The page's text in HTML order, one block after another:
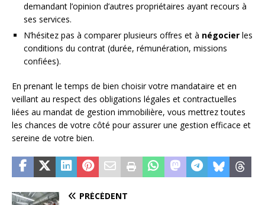
demandant l’opinion d’autres propriétaires ayant recours à
ses services.
N’hésitez pas à comparer plusieurs offres et à négocier les
conditions du contrat (durée, rémunération, missions
confiées).
En prenant le temps de bien choisir votre mandataire et en
veillant au respect des obligations légales et contractuelles
liées au mandat de gestion immobilière, vous mettrez toutes
les chances de votre côté pour assurer une gestion efficace et
sereine de votre bien.
PRÉCÉDENT